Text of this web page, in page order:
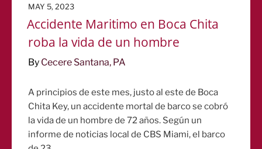
POSTED
MAY 5, 2023
Accidente Maritimo en Boca Chita
roba la vida de un hombre
By Cecere Santana, PA
A principios de este mes, justo al este de Boca
Chita Key, un accidente mortal de barco se cobró
la vida de un hombre de 72 años. Según un
informe de noticias local de CBS Miami, el barco